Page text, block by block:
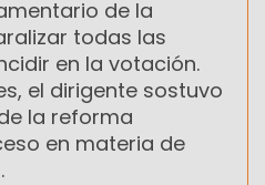
de la
todas las
en la votación.
el dirigente sostuvo
la reforma
en materia de